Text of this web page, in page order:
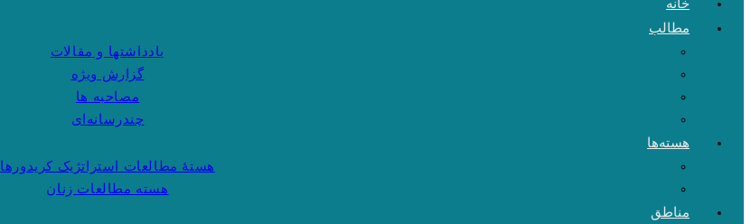
خانه
مطالب
یادداشتها و مقالات
گزارش ویژه
مصاحبه ها
چندرسانه‌ای
هسته‌ها
هستهٔ مطالعات استراتژیک کریدورها
هسته مطالعات زنان
مناطق